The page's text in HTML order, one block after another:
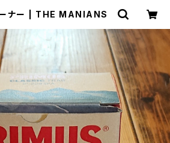
ナー | THE MANIANS